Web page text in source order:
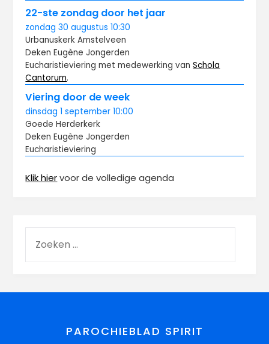
22-ste zondag door het jaar
zondag 30 augustus10:30
Urbanuskerk Amstelveen
Deken Eugène Jongerden
Eucharistieviering met medewerking vanSchola
Cantorum.
Viering door de week
dinsdag 1 september10:00
Goede Herderkerk
Deken Eugène Jongerden
Eucharistieviering
Klik hiervoor de volledige agenda
PAROCHIEBLAD SPIRIT